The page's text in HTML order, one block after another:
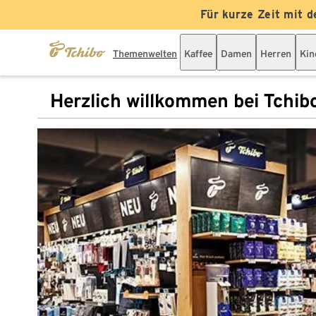
Für kurze Zeit mit
Themenwelten Kaffee Damen Herren
Herzlich willkommen bei